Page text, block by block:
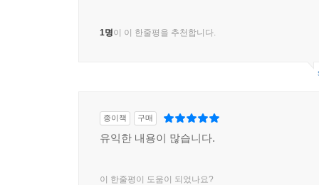
1명이 이 한줄평을 추천합니다.
종이책 구매
유익한 내용이 많습니다.
이 한줄평이 도움이 되었나요?